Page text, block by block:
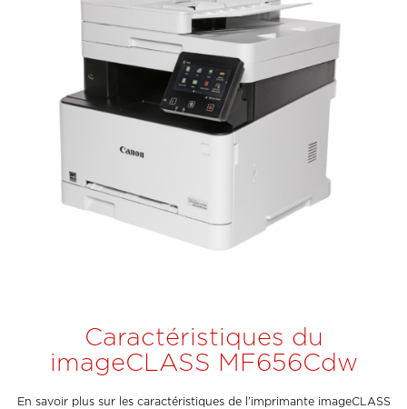
Caractéristiques du
imageCLASS MF656Cdw
En savoir plus sur les caractéristiques de l’imprimante imageCLASS